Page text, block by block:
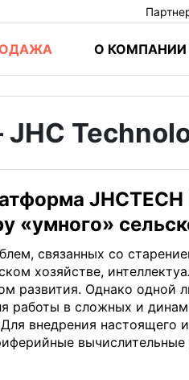
О КОМПАНИИ
JHCTECH
«умного»
связанных со
хозяйстве,
развития. Однако одной
работы в сложных и
внедрения настоящего
вычислительные